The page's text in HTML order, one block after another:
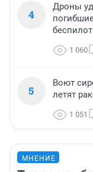
4
Дроны
1 060
5
Воют
летят
1 051
МНЕНИЕ